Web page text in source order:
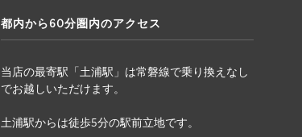
都内から60分圏内のアクセス
当店の最寄駅「土浦駅」は常磐線で乗り換えなし
でお越しいただけます。
土浦駅からは徒歩5分の駅前立地です。